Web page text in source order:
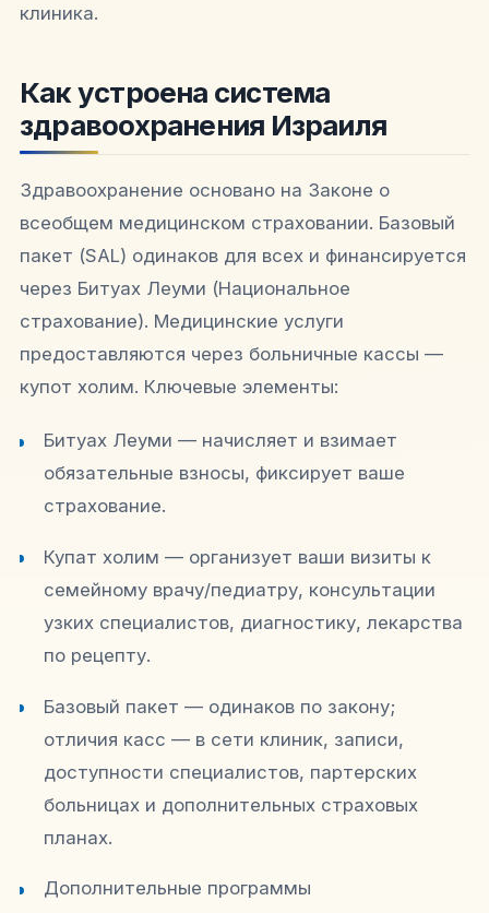
клиника.
Как устроена система
здравоохранения Израиля
Здравоохранение основано на Законе о
всеобщем медицинском страховании. Базовый
пакет (SAL) одинаков для всех и финансируется
через Битуах Леуми (Национальное
страхование). Медицинские услуги
предоставляются через больничные кассы —
купот холим. Ключевые элементы:
Битуах Леуми — начисляет и взимает
обязательные взносы, фиксирует ваше
страхование.
Купат холим — организует ваши визиты к
семейному врачу/педиатру, консультации
узких специалистов, диагностику, лекарства
по рецепту.
Базовый пакет — одинаков по закону;
отличия касс — в сети клиник, записи,
доступности специалистов, партерских
больницах и дополнительных страховых
планах.
Дополнительные программы